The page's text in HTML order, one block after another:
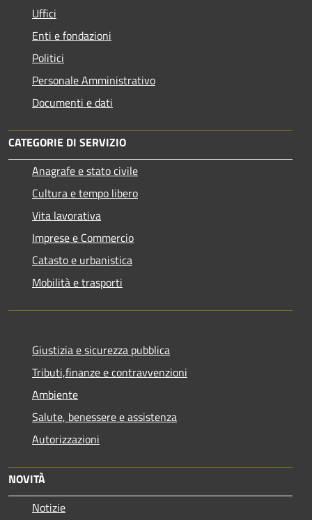
Uffici
Enti e fondazioni
Politici
Personale Amministrativo
Documenti e dati
CATEGORIE DI SERVIZIO
Anagrafe e stato civile
Cultura e tempo libero
Vita lavorativa
Imprese e Commercio
Catasto e urbanistica
Mobilità e trasporti
Giustizia e sicurezza pubblica
Tributi,finanze e contravvenzioni
Ambiente
Salute, benessere e assistenza
Autorizzazioni
NOVITÀ
Notizie